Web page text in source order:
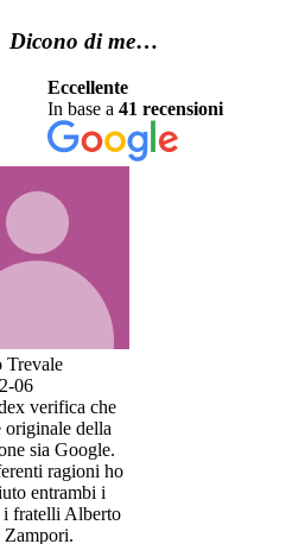
Dicono di me…
Eccellente
In base a41 recensioni
che
ho
i